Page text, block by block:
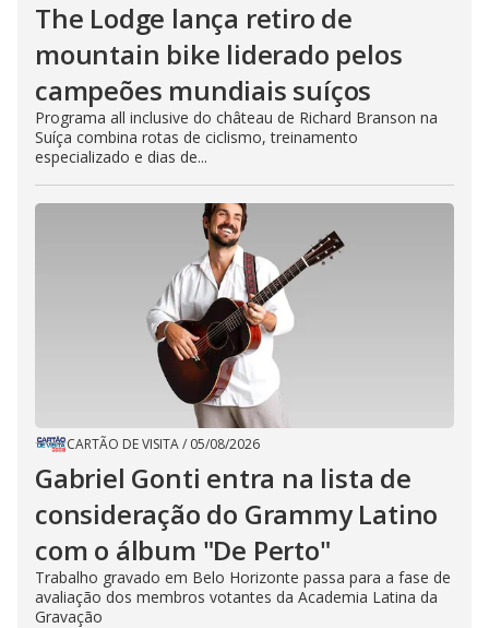
The Lodge lança retiro de
mountain bike liderado pelos
campeões mundiais suíços
Programa all inclusive do château de Richard Branson na
Suíça combina rotas de ciclismo, treinamento
especializado e dias de...
CARTÃO DE VISITA/ 05/08/2026
Gabriel Gonti entra na lista de
consideração do Grammy Latino
com o álbum "De Perto"
Trabalho gravado em Belo Horizonte passa para a fase de
avaliação dos membros votantes da Academia Latina da
Gravação